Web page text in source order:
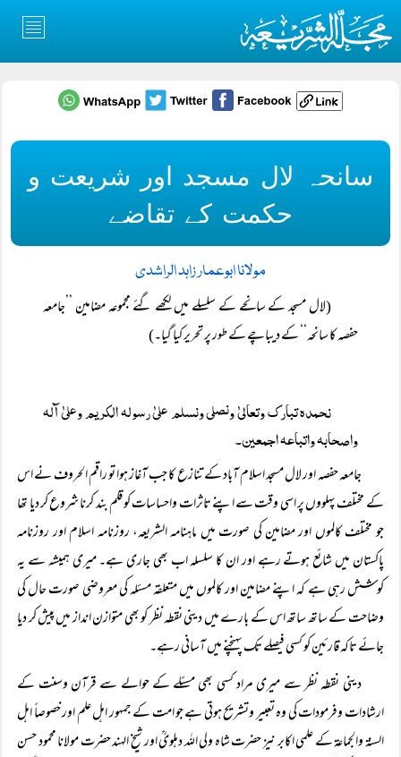
سانحہ لال مسجد اور شریعت و
حکمت کے تقاضے
مولانا ابوعمار زاہد الراشدی
(لال مسجد کے سانحے کے سلسلے میں لکھے گئے مجموعہ مضامین ’’جامعہ
حفصہ کا سانحہ‘‘ کے دیباچے کے طور پر تحریر کیا گیا۔)
نحمدہ تبارک وتعالیٰ ونصلی ونسلم علیٰ رسولہ الکریم وعلیٰ آلہ
واصحابہ واتباعہ اجمعین۔
جامعہ حفصہ اور لال مسجد اسلام آباد کے تنازع کا جب آغاز ہوا تو راقم الحروف نے اس
کے مختلف پہلووں پر اسی وقت سے اپنے تاثرات واحساسات کو قلم بند کرنا شروع کر دیا تھا
جو مختلف کالموں اور مضامین کی صورت میں ماہنامہ الشریعہ، روزنامہ اسلام اور روزنامہ
پاکستان میں شائع ہوتے رہے اور ان کا سلسلہ اب بھی جاری ہے۔ میری ہمیشہ سے یہ
کوشش رہی ہے کہ اپنے مضامین اور کالموں میں متعلقہ مسئلہ کی معروضی صورت حال کی
وضاحت کے ساتھ ساتھ اس کے بارے میں دینی نقطہ نظر کو بھی متوازن انداز میں پیش کر دیا
جائے تاکہ قارئین کو کسی فیصلے تک پہنچنے میں آسانی رہے۔
دینی نقطہ نظر سے میری مراد کسی بھی مسئلے کے حوالے سے قرآن وسنت کے
ارشادات وفرمودات کی وہ تعبیر وتشریح ہوتی ہے جو امت کے جمہور اہل علم اور خصوصاً اہل
السنۃ والجماعۃ کے علمی اکابر نیز حضرت شاہ ولی اللہ دہلویؒ اور شیخ الہند حضرت مولانا محمود حسن